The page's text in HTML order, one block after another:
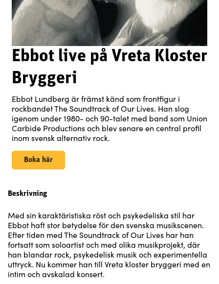
Ebbot live på Vreta Kloster
Bryggeri
Ebbot Lundberg är främst känd som frontfigur i
rockbandet The Soundtrack of Our Lives. Han slog
igenom under 1980- och 90-talet med band som Union
Carbide Productions och blev senare en central profil
inom svensk alternativ rock.
Boka här
Beskrivning
Med sin karaktäristiska röst och psykedeliska stil har
Ebbot haft stor betydelse för den svenska musikscenen.
Efter tiden med The Soundtrack of Our Lives har han
fortsatt som soloartist och med olika musikprojekt, där
han blandar rock, psykedelisk musik och experimentella
uttryck. Nu kommer han till Vreta kloster bryggeri med en
intim och avskalad konsert.